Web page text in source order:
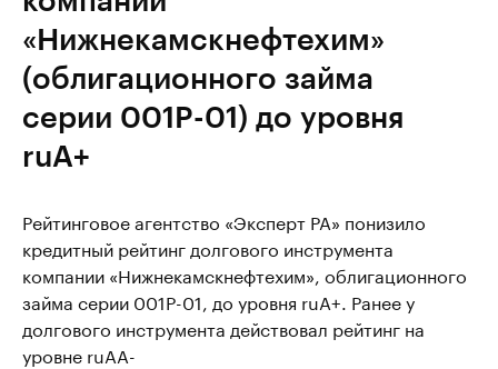
«Нижнекамскнефтехим»
(облигационного займа
серии 001P-01) до уровня
ruA+
Рейтинговое агентство «Эксперт РА» понизило
кредитный рейтинг долгового инструмента
компании «Нижнекамскнефтехим», облигационного
займа серии 001P-01, до уровня ruA+. Ранее у
долгового инструмента действовал рейтинг на
уровне ruAA-